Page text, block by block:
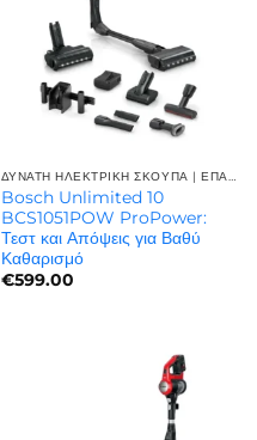
ΔΥΝΑΤΗ ΗΛΕΚΤΡΙΚΗ ΣΚΟΥΠΑ | ΕΠΑΓΓΕΛΜΑΤΙΚΉ ΙΣΧΎΣ
Bosch Unlimited 10
BCS1051POW ProPower:
Τεστ και Απόψεις για Βαθύ
Καθαρισμό
€599.00